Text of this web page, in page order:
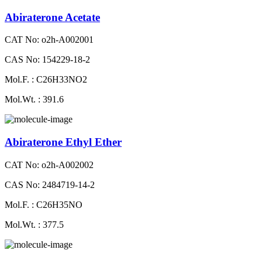
Abiraterone Acetate
CAT No: o2h-A002001
CAS No: 154229-18-2
Mol.F. : C26H33NO2
Mol.Wt. : 391.6
Abiraterone Ethyl Ether
CAT No: o2h-A002002
CAS No: 2484719-14-2
Mol.F. : C26H35NO
Mol.Wt. : 377.5